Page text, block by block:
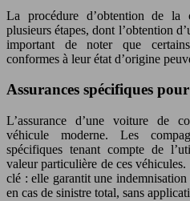
La procédure d’obtention de la
plusieurs étapes, dont l’obtention
important de noter que
conformes à leur état d’origine
Assurances spécifiques
L’assurance d’une voiture de
véhicule moderne. Les
spécifiques tenant compte de
valeur particulière de ces véhicules.
clé : elle garantit une
en cas de sinistre total, sans